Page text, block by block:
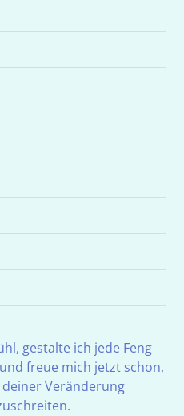
gestalte ich jede Feng
freue mich jetzt schon,
Veränderung